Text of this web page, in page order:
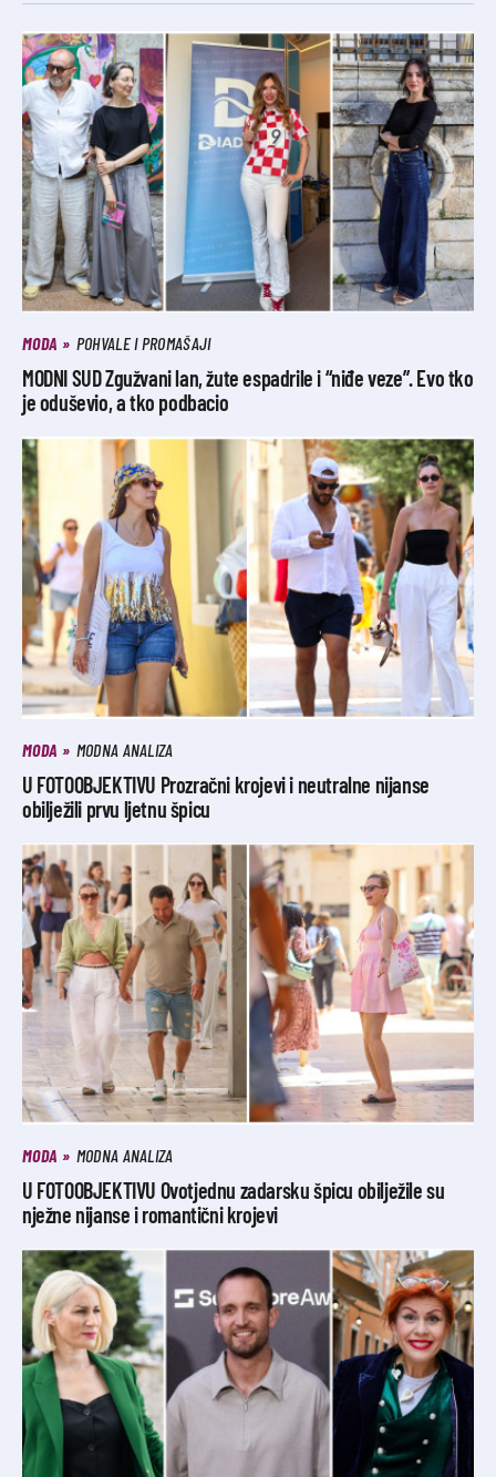
MODA POHVALE I PROMAŠAJI
MODNI SUD Zgužvani lan, žute espadrile i “niđe veze”. Evo tko
je oduševio, a tko podbacio
MODA MODNA ANALIZA
U FOTOOBJEKTIVU Prozračni krojevi i neutralne nijanse
obilježili prvu ljetnu špicu
MODA MODNA ANALIZA
U FOTOOBJEKTIVU Ovotjednu zadarsku špicu obilježile su
nježne nijanse i romantični krojevi